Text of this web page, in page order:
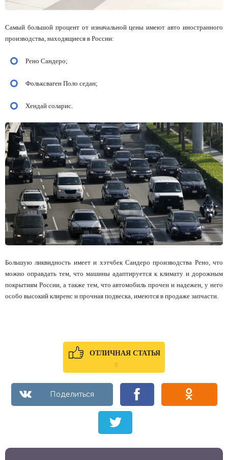
Самый большой процент от изначальной цены имеют авто иностранного
производства, находящиеся в России:
Рено Сандеро;
Фольксваген Поло седан;
Хендай соларис.
Большую ликвидность имеет и хэтчбек Сандеро производства Рено, что
можно оправдать тем, что машины адаптируется к климату и дорожным
покрытиям России, а также тем, что автомобиль прочен и надежен, у него
особо высокий клиренс и прочная подвеска, имеются в продаже запчасти.
ОТЛИЧНАЯ СТАТЬЯ
0